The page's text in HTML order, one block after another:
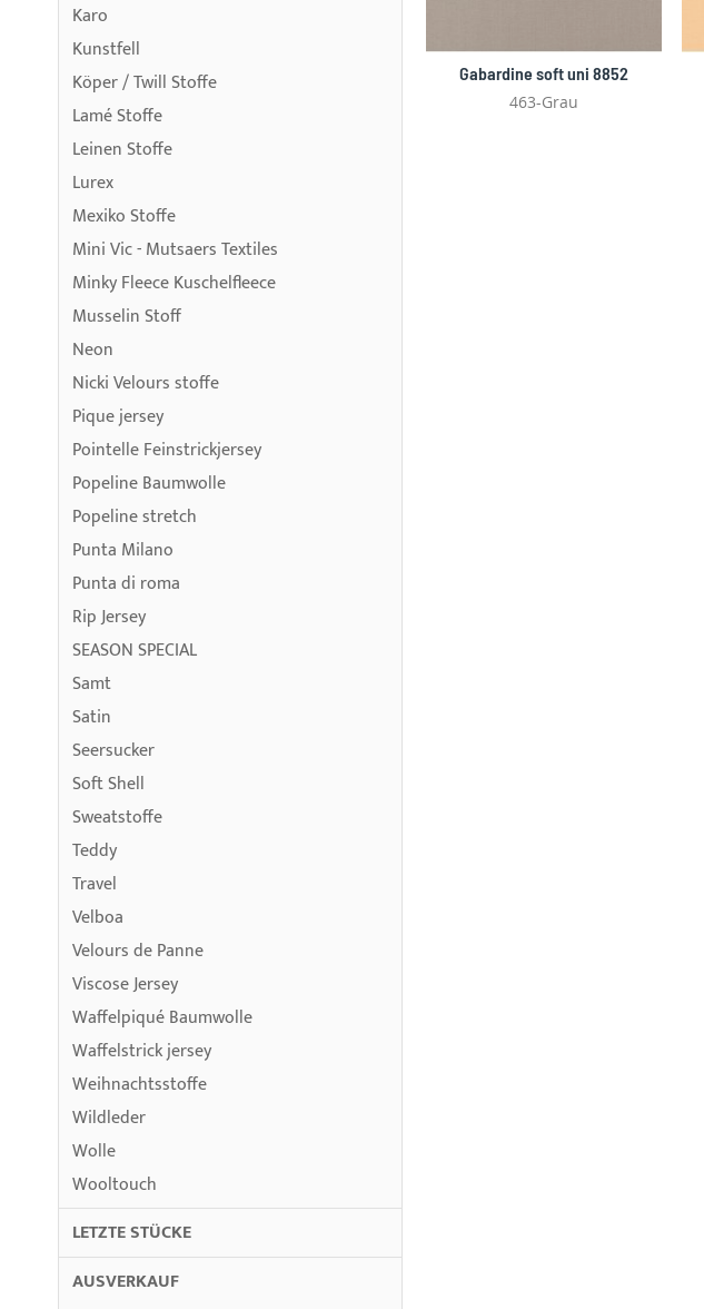
Gabardine soft uni 8852
463-Grau
Karo
Kunstfell
Köper / Twill Stoffe
Lamé Stoffe
Leinen Stoffe
Lurex
Mexiko Stoffe
Mini Vic - Mutsaers Textiles
Minky Fleece Kuschelfleece
Musselin Stoff
Neon
Nicki Velours stoffe
Pique jersey
Pointelle Feinstrickjersey
Popeline Baumwolle
Popeline stretch
Punta Milano
Punta di roma
Rip Jersey
SEASON SPECIAL
Samt
Satin
Seersucker
Soft Shell
Sweatstoffe
Teddy
Travel
Velboa
Velours de Panne
Viscose Jersey
Waffelpiqué Baumwolle
Waffelstrick jersey
Weihnachtsstoffe
Wildleder
Wolle
Wooltouch
LETZTE STÜCKE
AUSVERKAUF